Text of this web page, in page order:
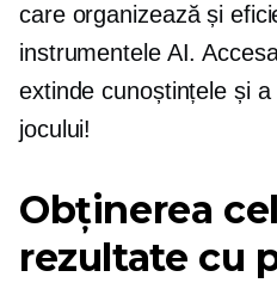
care organizează și
instrumentele AI.
extinde cunoștințele și
jocului!
Obținerea
rezultate cu